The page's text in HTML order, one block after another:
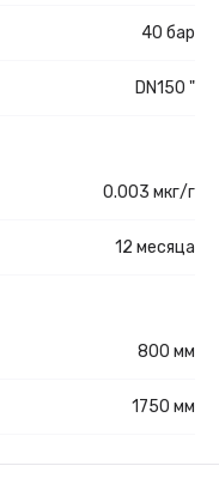
40 бар
DN150 "
0.003 мкг/г
12 месяца
800 мм
1750 мм